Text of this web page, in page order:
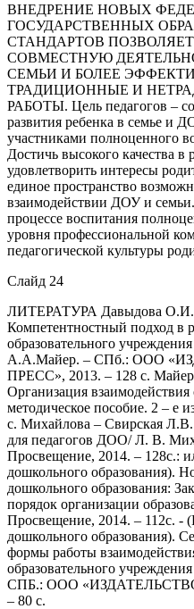
ВНЕДРЕНИЕ НОВЫХ
ГОСУДАРСТВЕННЫХ
СТАНДАРТОВ
СОВМЕСТНУЮ
СЕМЬИ И БОЛЕЕ
ТРАДИЦИОННЫЕ И
РАБОТЫ. Цель педагогов –
развития ребенка в семье и
участниками полноценного
Достичь высокого качества в
удовлетворить интересы
единое пространство
взаимодействии ДОУ и
процессе воспитания
уровня профессиональной
педагогической культуры
Слайд 24
ЛИТЕРАТУРА Давыдова
Компетентностный подход в
образовательного
А.А.Майер. – СПб.: ООО
ПРЕСС», 2013. – 128 с.
Организация
методическое пособие. 2 – е
с. Михайлова – Свирская Л.В.
для педагогов ДОО/ Л. В.
Просвещение, 2014. – 128с.:
дошкольного образования).
дошкольного образования:
порядок организации
Просвещение, 2014. – 112с. -
дошкольного образования).
формы работы
образовательного
СПБ.: ООО
– 80 с.